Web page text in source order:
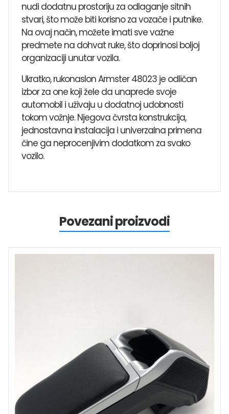
nudi dodatnu prostoriju za odlaganje sitnih
stvari, što može biti korisno za vozače i putnike.
Na ovaj način, možete imati sve važne
predmete na dohvat ruke, što doprinosi boljoj
organizaciji unutar vozila.
Ukratko, rukonaslon Armster 48023 je odličan
izbor za one koji žele da unaprede svoje
automobil i uživaju u dodatnoj udobnosti
tokom vožnje. Njegova čvrsta konstrukcija,
jednostavna instalacija i univerzalna primena
čine ga neprocenjivim dodatkom za svako
vozilo.
Povezani proizvodi